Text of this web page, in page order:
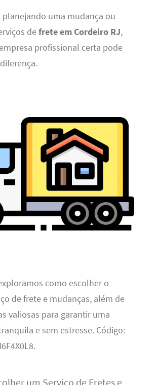
planejando uma mudança ou
defrete em Cordeiro RJ,
profissional certa pode
como escolher o
de frete e mudanças, além de
valiosas para garantir uma
e sem estresse. Código:
um Serviço de Fretes e